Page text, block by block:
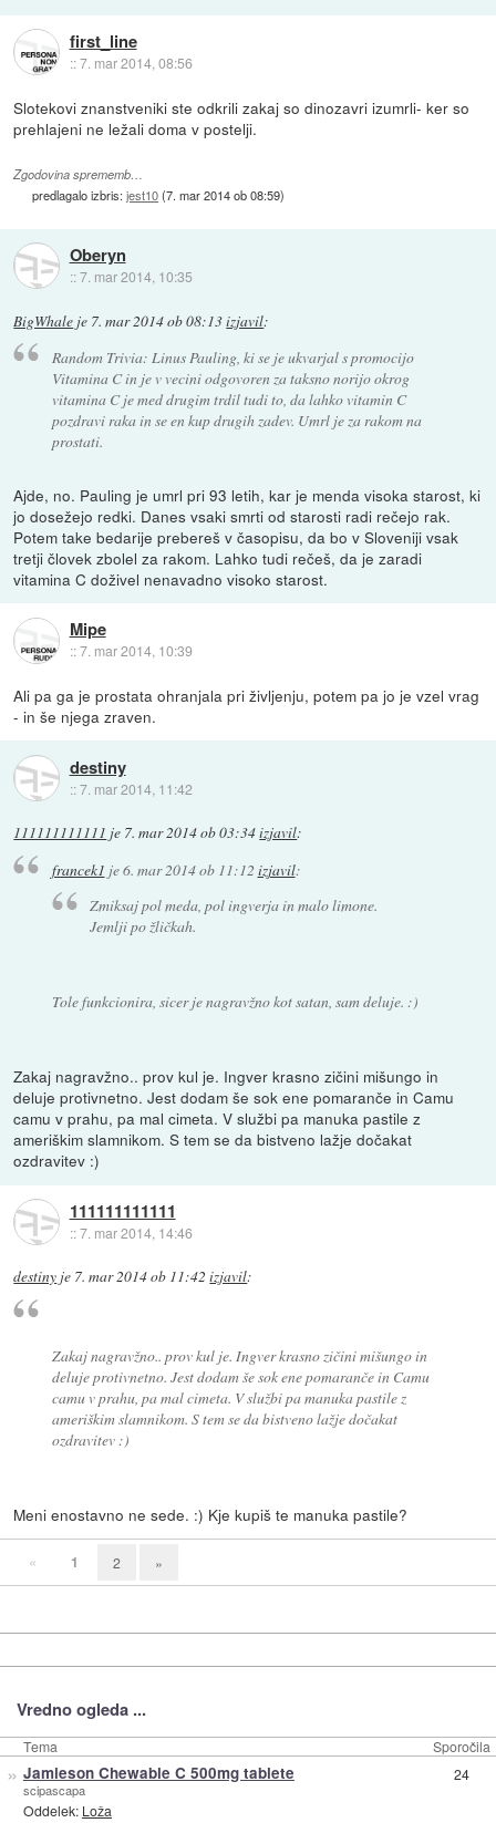
first_line
::7. mar 2014, 08:56
Slotekovi znanstveniki ste odkrili zakaj so dinozavri izumrli- ker so
prehlajeni ne ležali doma v postelji.
Zgodovina sprememb…
predlagalo izbris:jest10(7. mar 2014 ob 08:59)
Oberyn
::7. mar 2014, 10:35
BigWhale je 7. mar 2014 ob 08:13izjavil:
Random Trivia: Linus Pauling, ki se je ukvarjal s promocijo
Vitamina C in je v vecini odgovoren za taksno norijo okrog
vitamina C je med drugim trdil tudi to, da lahko vitamin C
pozdravi raka in se en kup drugih zadev. Umrl je za rakom na
prostati.
Ajde, no. Pauling je umrl pri 93 letih, kar je menda visoka starost, ki
jo dosežejo redki. Danes vsaki smrti od starosti radi rečejo rak.
Potem take bedarije prebereš v časopisu, da bo v Sloveniji vsak
tretji človek zbolel za rakom. Lahko tudi rečeš, da je zaradi
vitamina C doživel nenavadno visoko starost.
Mipe
::7. mar 2014, 10:39
Ali pa ga je prostata ohranjala pri življenju, potem pa jo je vzel vrag
- in še njega zraven.
destiny
::7. mar 2014, 11:42
111111111111 je 7. mar 2014 ob 03:34izjavil:
francek1 je6. mar 2014 ob 11:12 izjavil:
Zmiksaj pol meda, pol ingverja in malo limone.
Jemlji po žličkah.
Tole funkcionira, sicer je nagravžno kot satan, sam deluje. :)
Zakaj nagravžno.. prov kul je. Ingver krasno zičini mišungo in
deluje protivnetno. Jest dodam še sok ene pomaranče in Camu
camu v prahu, pa mal cimeta. V službi pa manuka pastile z
ameriškim slamnikom. S tem se da bistveno lažje dočakat
ozdravitev :)
111111111111
::7. mar 2014, 14:46
destiny je 7. mar 2014 ob 11:42 izjavil:
Zakaj nagravžno.. prov kul je. Ingver krasno zičini mišungo in
deluje protivnetno. Jest dodam še sok ene pomaranče in Camu
camu v prahu, pa mal cimeta. V službi pa manuka pastile z
ameriškim slamnikom. S tem se da bistveno lažje dočakat
ozdravitev :)
Meni enostavno ne sede. :) Kje kupiš te manuka pastile?
« 1 2 »
Vredno ogleda ...
Tema Sporočila
» Jamieson Chewable C 500mg tablete
scipascapa
Oddelek: Loža
24